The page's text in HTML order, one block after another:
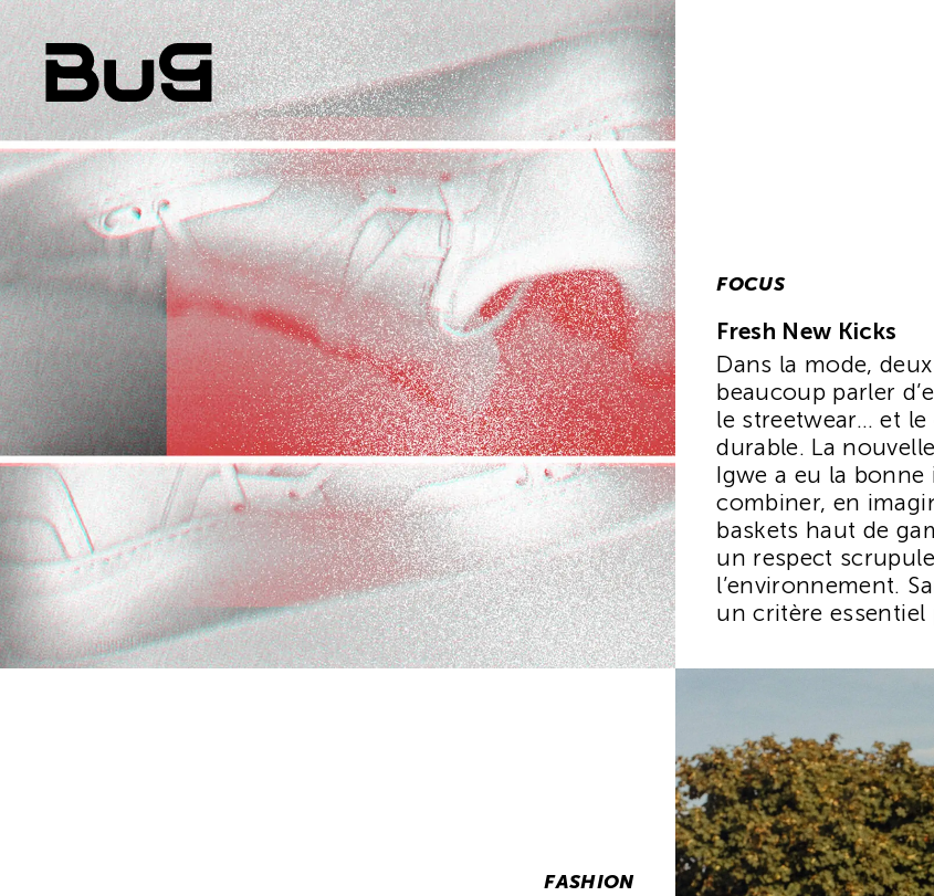
FOCUS
Fresh New Kicks
Dans la mode,
beaucoup parler
le streetwear… et le
durable. La
Igwe a eu la bonne
combiner, en
baskets haut de
un respect
l’environnement.
un critère essentiel
FASHION